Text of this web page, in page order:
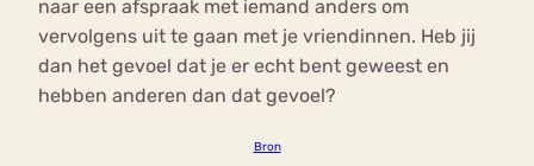
naar een afspraak met iemand anders om
vervolgens uit te gaan met je vriendinnen. Heb jij
dan het gevoel dat je er echt bent geweest en
hebben anderen dan dat gevoel?
Bron